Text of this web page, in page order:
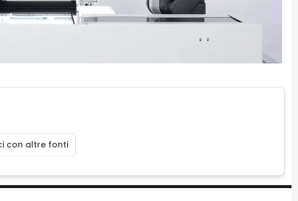
con altre fonti